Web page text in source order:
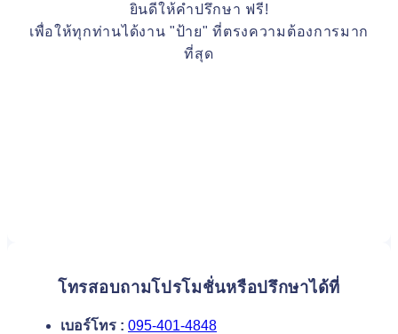
ยินดีให้คำปรึกษา ฟรี!
เพื่อให้ทุกท่านได้งาน "ป้าย" ที่ตรงความต้องการมาก
ที่สุด
โทรสอบถามโปรโมชั่นหรือปรึกษาได้ที่
เบอร์โทร : 095-401-4848